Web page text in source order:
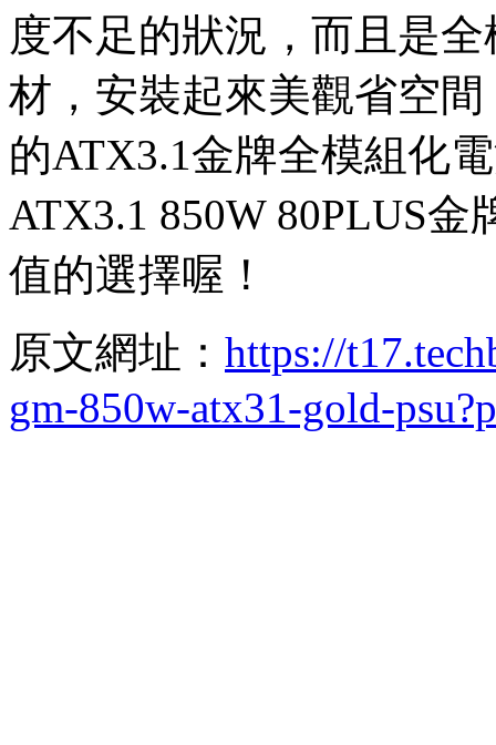
度不足的狀況，而且是
材，安裝起來美觀省空
的ATX3.1金牌全模組化
ATX3.1 850W 80PLUS
值的選擇喔！
原文網址： https://
gm-850w-atx31-gold-